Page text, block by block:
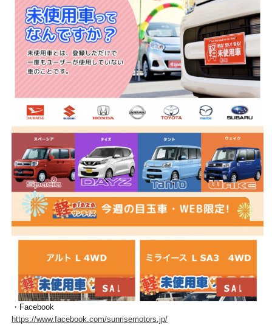
・Facebook
https://www.facebook.com/sunrisemotors.jp/